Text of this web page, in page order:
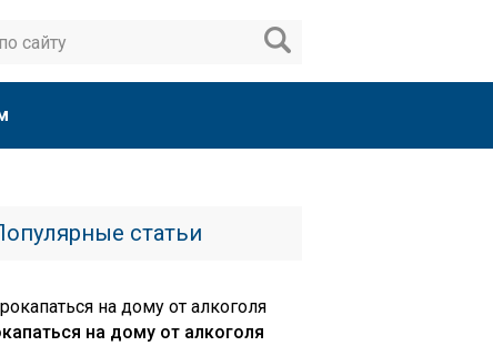
статьи
на дому от алкоголя